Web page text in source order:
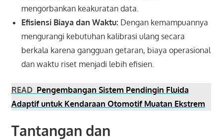
mengorbankan keakuratan data.
Efisiensi Biaya dan Waktu: Dengan kemampuannya
mengurangi kebutuhan kalibrasi ulang secara
berkala karena gangguan getaran, biaya operasional
dan waktu riset menjadi lebih efisien.
READ Pengembangan Sistem Pendingin Fluida
Adaptif untuk Kendaraan Otomotif Muatan Ekstrem
Tantangan dan